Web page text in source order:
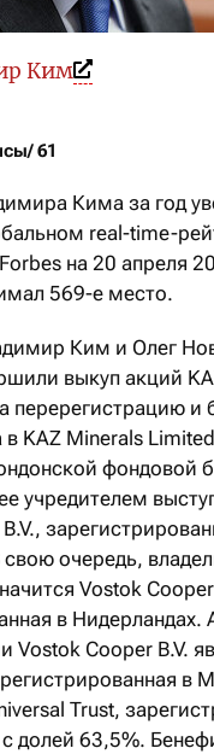
Ким
61
Кима за год
real-time-
на 20 апреля
569-е место.
Ким и Олег
выкуп акций
перерегистрацию и
KAZ Minerals
фондовой
учредителем
очередь,
Vostok
в Нидерландах.
Vostok Cooper B.V.
в
Trust,
долей 63,5%.